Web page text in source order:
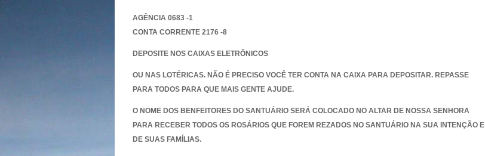
AGÊNCIA 0683 -1
CONTA CORRENTE 2176 -8
DEPOSITE NOS CAIXAS ELETRÔNICOS
OU NAS LOTÉRICAS. NÃO É PRECISO VOCÊ TER CONTA NA CAIXA PARA DEPOSITAR. REPASSE
PARA TODOS PARA QUE MAIS GENTE AJUDE.
O NOME DOS BENFEITORES DO SANTUÁRIO SERÁ COLOCADO NO ALTAR DE NOSSA SENHORA
PARA RECEBER TODOS OS ROSÁRIOS QUE FOREM REZADOS NO SANTUÁRIO NA SUA INTENÇÃO E
DE SUAS FAMÍLIAS.